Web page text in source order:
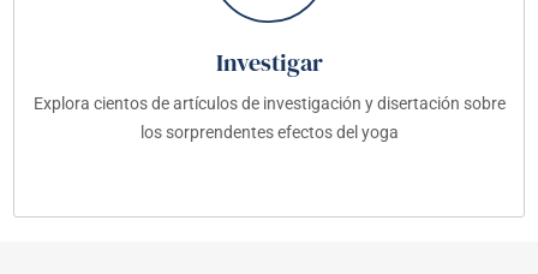
Investigar
Explora cientos de artículos de investigación y disertación sobre
los sorprendentes efectos del yoga